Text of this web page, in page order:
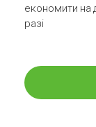
економити на
разі